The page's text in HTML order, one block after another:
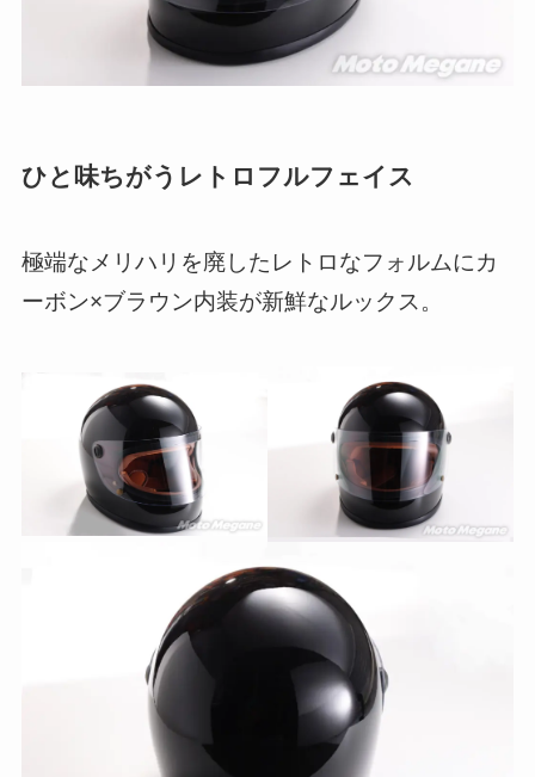
ひと味ちがうレトロフルフェイス
極端なメリハリを廃したレトロなフォルムにカ
ーボン×ブラウン内装が新鮮なルックス。